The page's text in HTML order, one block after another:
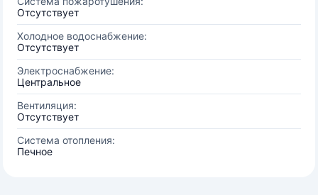
Отсутствует
Холодное водоснабжение:
Отсутствует
Электроснабжение:
Центральное
Вентиляция:
Отсутствует
Система отопления:
Печное